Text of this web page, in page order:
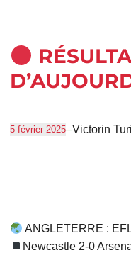
5 février 2025–Victorin
ANGLETERRE :
Newcastle 2-0